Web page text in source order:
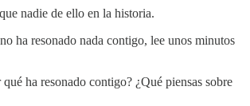
nadie de ello en la historia.
ha resonado nada contigo, lee unos minutos
ha resonado contigo? ¿Qué piensas sobre